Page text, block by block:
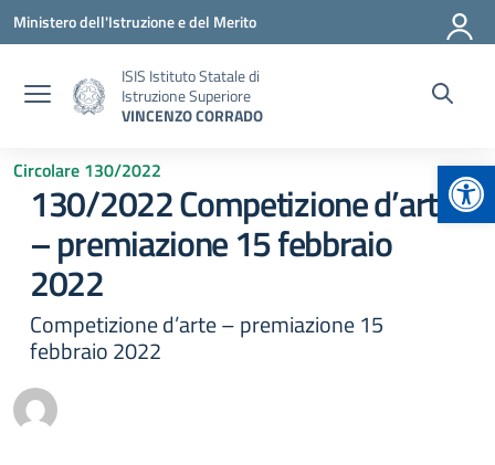
Vai ai contenuti
Vai al menu di navigazione
Vai al footer
Ministero dell'Istruzione e del Merito
ISIS Istituto Statale di
Istruzione Superiore
VINCENZO CORRADO
Circolare 130/2022
130/2022 Competizione d’arte
– premiazione 15 febbraio
2022
Competizione d’arte – premiazione 15
febbraio 2022